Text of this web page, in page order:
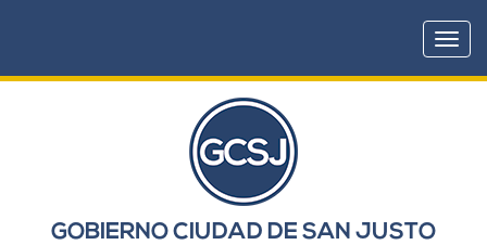
GOBIERNO CIUDAD DE SAN JUSTO